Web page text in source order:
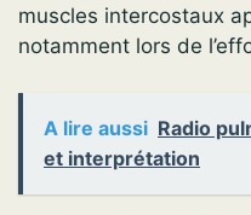
muscles intercostaux
notamment lors de
A lire aussi Radio
et interprétation